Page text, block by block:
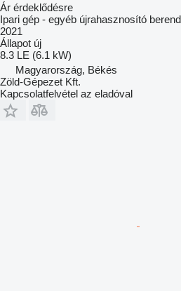
Ár érdeklődésre
Ipari gép - egyéb újrahasznosító
2021
Állapot új
8.3 LE (6.1 kW)
Magyarország, Békés
Zöld-Gépezet Kft.
Kapcsolatfelvétel az eladóval